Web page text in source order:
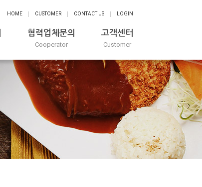
HOME CUSTOMER CONTACT US LOGIN
협력업체문의
Cooperator
고객센터
Customer